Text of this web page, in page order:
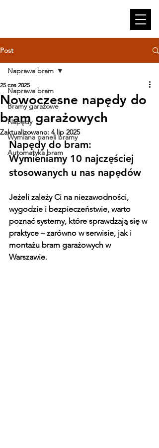
Post
Naprawa bram
Bramy garażowe
Napędy
Wymiana paneli bramy
Automatyka bram
Naprawa bram
Nowoczesne napędy do
bram garażowych
25 cze 2025
Zaktualizowano: 4 lip 2025
Napędy do bram:
Wymieniamy 10 najczęściej
stosowanych u nas napędów
Jeżeli zależy Ci na niezawodności,
wygodzie i bezpieczeństwie, warto
poznać systemy, które sprawdzają się w
praktyce – zarówno w serwisie, jak i
montażu bram garażowych w
Warszawie.